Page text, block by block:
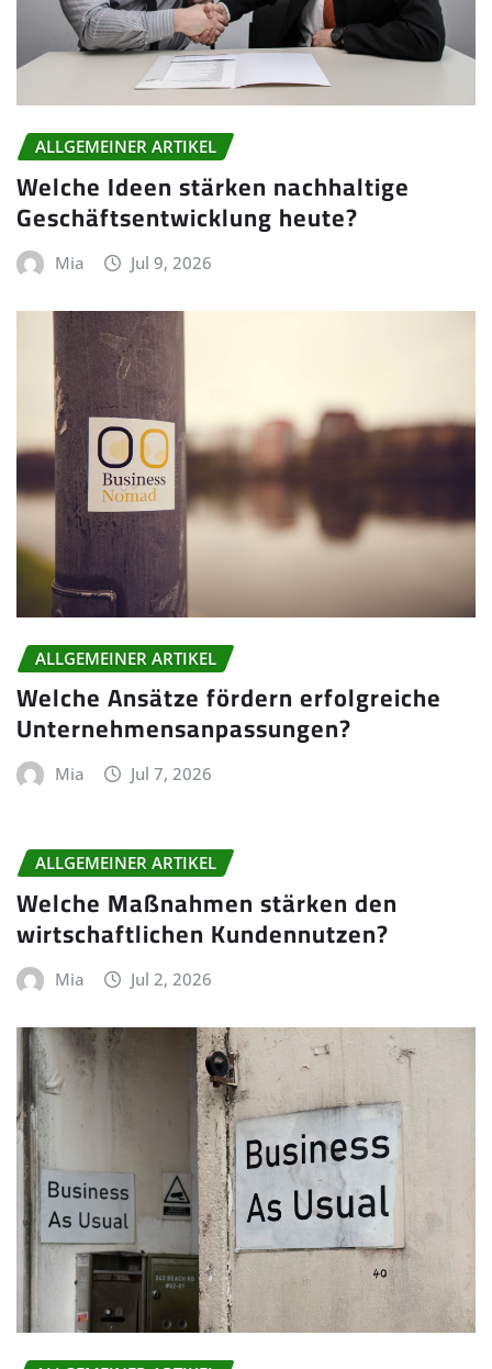
ALLGEMEINER ARTIKEL
Welche Ideen stärken nachhaltige
Geschäftsentwicklung heute?
Mia Jul 9, 2026
ALLGEMEINER ARTIKEL
Welche Ansätze fördern erfolgreiche
Unternehmensanpassungen?
Mia Jul 7, 2026
ALLGEMEINER ARTIKEL
Welche Maßnahmen stärken den
wirtschaftlichen Kundennutzen?
Mia Jul 2, 2026